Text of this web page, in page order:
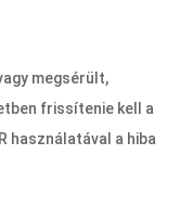
megsérült,
frissítenie kell a
használatával a hiba